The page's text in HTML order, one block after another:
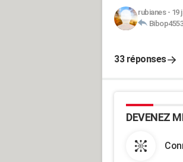
rubianes- 19
Bibop4553
33 réponses
DEVENEZ